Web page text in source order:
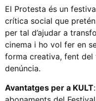
El Protesta és un
crítica social que
per tal d’ajudar a
cinema i ho vol fer en
forma creativa, fent del
denúncia.
Avantatges per a KULT